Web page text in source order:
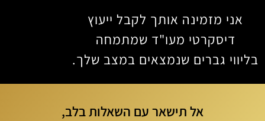
אני מזמינה אותך לקבל ייעוץ
דיסקרטי מעו"ד שמתמחה
בליווי גברים שנמצאים במצב שלך.
אל תישאר עם השאלות בלב,